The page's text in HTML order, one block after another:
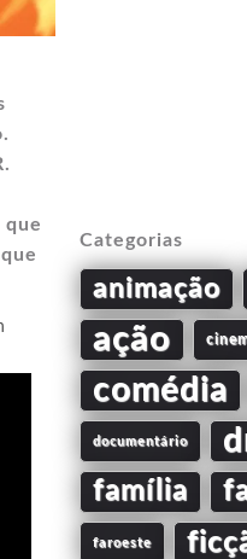
Categorias
animação
ação
comédia
documentário
família
faroeste